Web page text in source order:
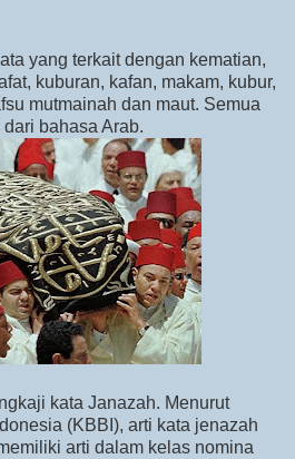
yang terkait dengan kematian,
kuburan, kafan, makam, kubur,
mutmainah dan maut. Semua
bahasa Arab.
kata Janazah. Menurut
(KBBI), arti kata jenazah
arti dalam kelas nomina